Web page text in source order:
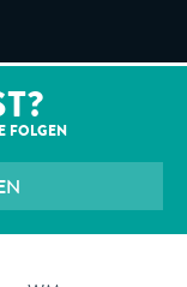
FOLGEN